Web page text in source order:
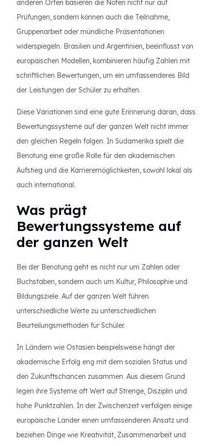
anderen Orten basieren die Noten nicht nur auf
Prüfungen, sondern können auch die Teilnahme,
Gruppenarbeit oder mündliche Präsentationen
widerspiegeln. Brasilien und Argentinien, beeinflusst von
europäischen Modellen, kombinieren häufig Zahlen mit
schriftlichen Bewertungen, um ein umfassenderes Bild
der Leistungen der Schüler zu erhalten.
Diese Variationen sind eine gute Erinnerung daran, dass
Bewertungssysteme auf der ganzen Welt nicht immer
den gleichen Regeln folgen. In Südamerika spielt die
Benotung eine große Rolle für den akademischen
Aufstieg und die Karrieremöglichkeiten, sowohl lokal als
auch international.
Was prägt
Bewertungssysteme auf
der ganzen Welt
Bei der Benotung geht es nicht nur um Zahlen oder
Buchstaben, sondern auch um Kultur, Philosophie und
Bildungsziele. Auf der ganzen Welt führen
unterschiedliche Werte zu unterschiedlichen
Beurteilungsmethoden für Schüler.
In Ländern wie Ostasien beispielsweise hängt der
akademische Erfolg eng mit dem sozialen Status und
den Zukunftschancen zusammen. Aus diesem Grund
legen ihre Systeme oft Wert auf Strenge, Disziplin und
hohe Punktzahlen. In der Zwischenzeit verfolgen einige
europäische Länder einen umfassenderen Ansatz und
beziehen Dinge wie Kreativität, Zusammenarbeit und